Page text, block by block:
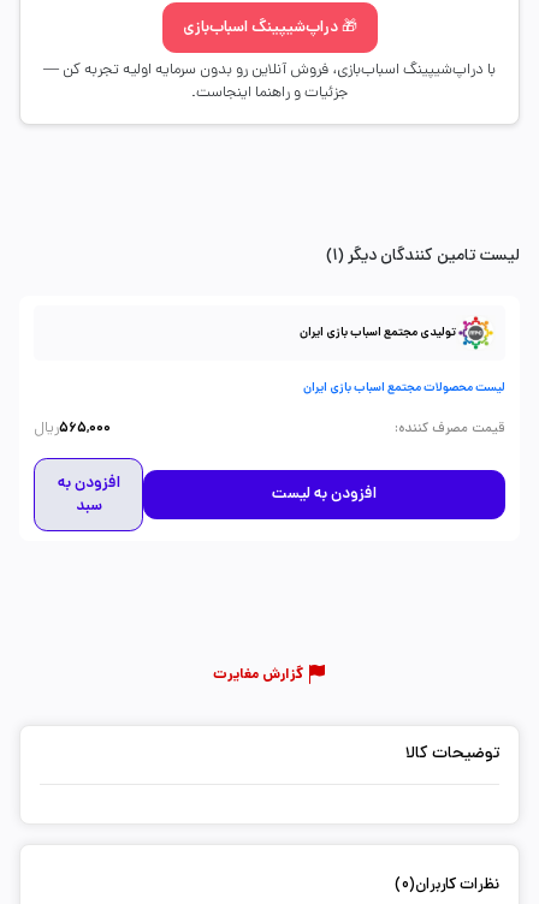
🎁 دراپ‌شیپینگ اسباب‌بازی
با دراپ‌شیپینگ اسباب‌بازی، فروش آنلاین رو بدون سرمایه اولیه تجربه کن —
جزئیات و راهنما اینجاست.
لیست تامین کنندگان دیگر (1)
تولیدی مجتمع اسباب بازی ایران
لیست محصولات مجتمع اسباب بازی ایران
قیمت مصرف کننده:
565,000ریال
افزودن به لیست
افزودن به
سبد
گزارش مغایرت
توضیحات کالا
نظرات کاربران(0)